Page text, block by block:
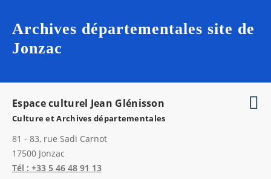
Archives départementales site de
Jonzac
Espace culturel Jean Glénisson
Culture et Archives départementales
81 - 83, rue Sadi Carnot
17500 Jonzac
Tél : +33 5 46 48 91 13